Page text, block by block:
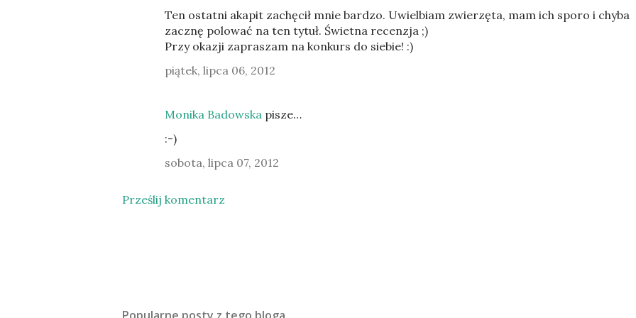
Ten ostatni akapit zachęcił mnie bardzo. Uwielbiam zwierzęta, mam ich sporo i chyba
zacznę polować na ten tytuł. Świetna recenzja ;)
Przy okazji zapraszam na konkurs do siebie! :)
piątek, lipca 06, 2012
Monika Badowska pisze…
:-)
sobota, lipca 07, 2012
Prześlij komentarz